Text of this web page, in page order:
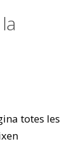
totes les